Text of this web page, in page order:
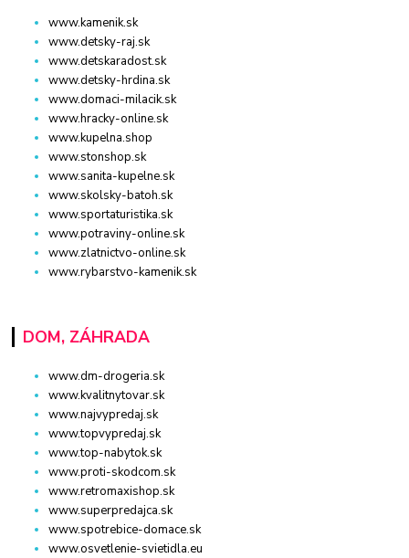
www.kamenik.sk
www.detsky-raj.sk
www.detskaradost.sk
www.detsky-hrdina.sk
www.domaci-milacik.sk
www.hracky-online.sk
www.kupelna.shop
www.stonshop.sk
www.sanita-kupelne.sk
www.skolsky-batoh.sk
www.sportaturistika.sk
www.potraviny-online.sk
www.zlatnictvo-online.sk
www.rybarstvo-kamenik.sk
DOM, ZÁHRADA
www.dm-drogeria.sk
www.kvalitnytovar.sk
www.najvypredaj.sk
www.topvypredaj.sk
www.top-nabytok.sk
www.proti-skodcom.sk
www.retromaxishop.sk
www.superpredajca.sk
www.spotrebice-domace.sk
www.osvetlenie-svietidla.eu